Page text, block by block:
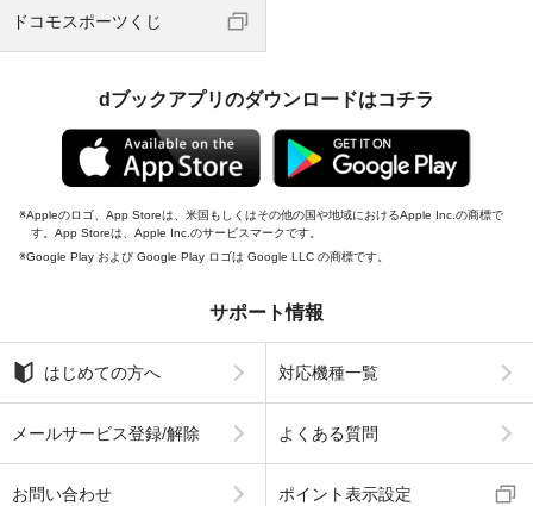
ドコモスポーツくじ
dブックアプリのダウンロードはコチラ
Appleのロゴ、App Storeは、米国もしくはその他の国や地域におけるApple Inc.の商標で
す。App Storeは、Apple Inc.のサービスマークです。
Google Play および Google Play ロゴは Google LLC の商標です。
サポート情報
はじめての方へ 対応機種一覧
メールサービス登録/解除 よくある質問
お問い合わせ ポイント表示設定